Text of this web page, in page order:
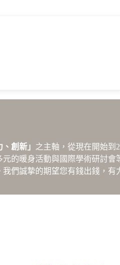
、創新」 之主軸，從現在開始到
的暖身活動與國際學術研討
們誠摯的期望您有錢出錢，